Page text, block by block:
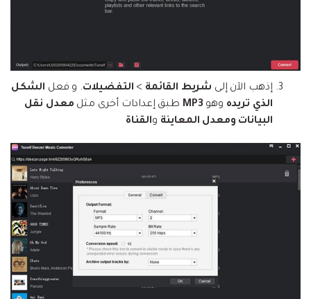
إذهب الآن إلى شريط القائمة > التفضيلات. و فعل الشكل
الذي تريده وهو MP3 طبق إعدادات أخرى مثل معدل نقل
البيانات ومعدل المعاينة والقناة